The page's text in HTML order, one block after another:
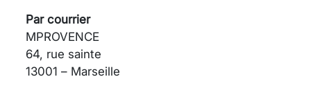
Par courrier
MPROVENCE
64, rue sainte
13001 – Marseille